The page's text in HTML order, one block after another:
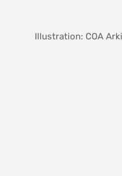
Illustration: COA